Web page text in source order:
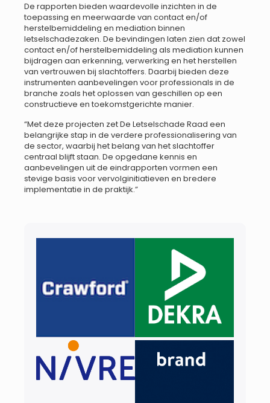
De rapporten bieden waardevolle inzichten in de
toepassing en meerwaarde van contact en/of
herstelbemiddeling en mediation binnen
letselschadezaken. De bevindingen laten zien dat zowel
contact en/of herstelbemiddeling als mediation kunnen
bijdragen aan erkenning, verwerking en het herstellen
van vertrouwen bij slachtoffers. Daarbij bieden deze
instrumenten aanbevelingen voor professionals in de
branche zoals het oplossen van geschillen op een
constructieve en toekomstgerichte manier.
“Met deze projecten zet De Letselschade Raad een
belangrijke stap in de verdere professionalisering van
de sector, waarbij het belang van het slachtoffer
centraal blijft staan. De opgedane kennis en
aanbevelingen uit de eindrapporten vormen een
stevige basis voor vervolginitiatieven en bredere
implementatie in de praktijk.”